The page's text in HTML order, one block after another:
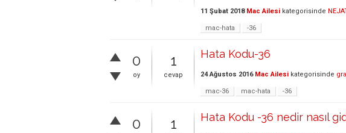
11 Şubat 2018 Mac Ailesi kategorisinde
mac-hata -36
0
oy
1
cevap
Hata Kodu-36
24 Ağustos 2016 Mac Ailesi kategorisinde
mac-36 mac-hata -36
0 1 Hata Kodu -36 nedir nasıl